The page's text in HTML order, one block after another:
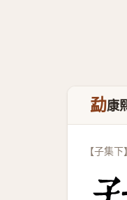
勐康
【子集